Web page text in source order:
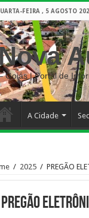
FEIRA , 5 AGOSTO
Goiás | Portal de
A Cidade
/ 2025 / PREGÃO
PREGÃO